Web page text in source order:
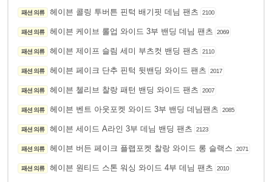
패션 의류 헤이븐 콜링 투버튼 핀턱 배기핏 데님 팬츠 2100
패션 의류 헤이븐 케이브 롤업 와이드 3부 밴딩 데님 팬츠 2069
패션 의류 헤이븐 제이프 슬림 세미 부츠컷 밴딩 팬츠 2110
패션 의류 헤이븐 페이크 단추 핀턱 뒷밴딩 와이드 팬츠 2017
패션 의류 헤이븐 첼리브 찰랑 패턴 밴딩 와이드 팬츠 2007
패션 의류 헤이븐 벤트 아웃포켓 와이드 3부 밴딩 데님팬츠 2085
패션 의류 헤이븐 세이드 A라인 3부 데님 밴딩 팬츠 2123
패션 의류 헤이븐 버든 페이크 플랩포켓 찰랑 와이드 롱 슬랙스 2071
패션 의류 헤이븐 원티드 스톤 워싱 와이드 4부 데님 팬츠 2010